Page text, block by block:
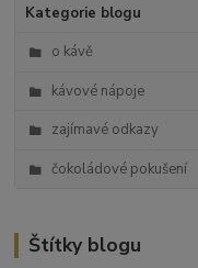
Kategorie blogu
o kávě
kávové nápoje
zajímavé odkazy
čokoládové pokušení
Štítky blogu